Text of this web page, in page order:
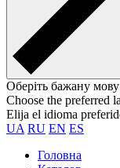
Оберіть бажану
Choose the preferred
Elija el idioma
UA RU EN ES
Головна